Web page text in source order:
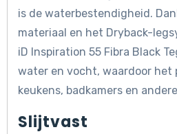
is de waterbestendigheid.
materiaal en het Dryback-
iD Inspiration 55 Fibra Black
water en vocht, waardoor het
keukens, badkamers en
Slijtvast